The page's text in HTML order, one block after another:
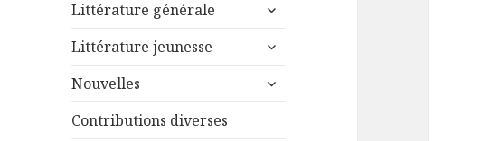
sous-
Littérature générale
ouvrir
sous-
Littérature jeunesse
ouvrir
sous-
Nouvelles
ouvrir
Contributions diverses